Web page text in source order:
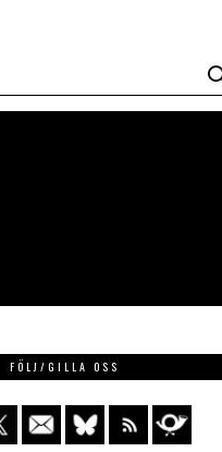
FÖLJ/GILLA OSS